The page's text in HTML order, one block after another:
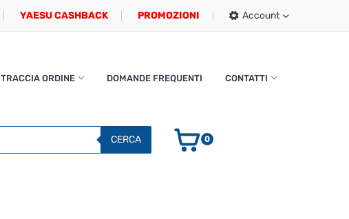
YAESU CASHBACK PROMOZIONI Account
TRACCIA ORDINE DOMANDE FREQUENTI CONTATTI
CERCA 0